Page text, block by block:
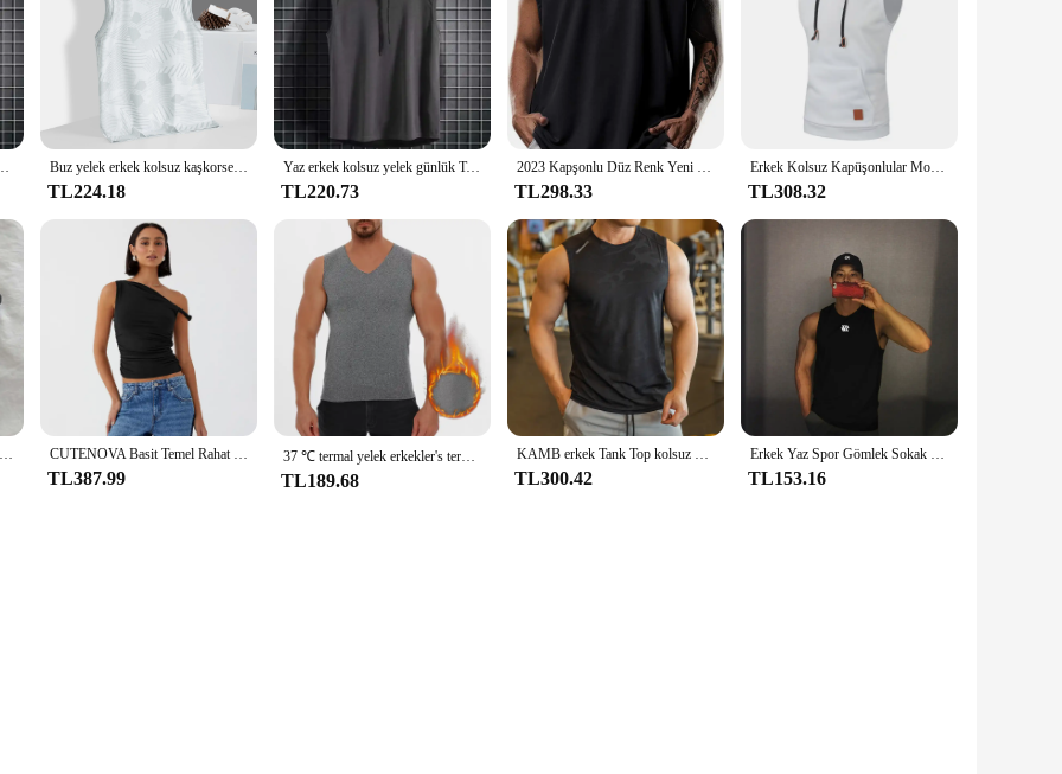
kapşonlu adam yelekler Hip Hop erkekler Tank Top T shirt Tops Buz yelek erkek kolsuz kaşkorse kısa kollu T-shirt teknoloji kumaş çabuk kuruyan buz duygu ince spor üst
TL224.18
Yaz erkek kolsuz yelek günlük T-shirt Hoodie spor kas kapşonlu yelek T-shirt Polyester nefes Hip-hop kazak
TL220.73
2023 Kapşonlu Düz Renk Yeni erkek Rahat Kazak Spor erkek tişört Kolsuz erkek Yelek Gevşek
TL298.33
Erkek Kolsuz Kapüşonlular Moda Rahat Kapşonlu Kazak Erkekler Vücut Geliştirme Tank Top Spor Gömlek Yelek Yelek Spor Salonu
TL308.32
2023 kadın tankı üstleri seksi kırpılmış üst kadın kadınlar için yaz kaşkorse Camis siyah beyaz spor giysileri kadınlar CUTENOVA Basit Temel Rahat Yaz Tank Top Kolsuz Düz Renk Kapalı Omuz Yan Dantelli Kırpma Üstleri vestidos Bahar Kadın T S
TL387.99
37 ℃ termal yelek erkekler's termal iç çamaşır yelek sonbahar kış uzun adam için termal iç çamaşır Tank Top v yaka dikişsiz iç çamaşırı
TL189.68
KAMB erkek Tank Top kolsuz gömlek spor giyim erkekler vücut geliştirme basketbol hızlı kuru nefes spor eğitimi spor
TL300.42
Erkek Yaz Spor Gömlek Sokak Kolsuz Yüksek Kaliteli erkek tişört Spor eğitimi yeleği Spor Yelek Giyim Yeni 2023
TL153.16